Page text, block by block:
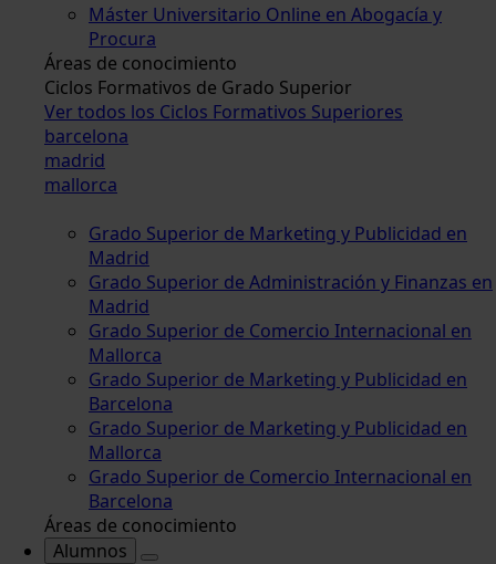
Máster Universitario Online en Abogacía y
Procura
Áreas de conocimiento
Ciclos Formativos de Grado Superior
Ver todos los Ciclos Formativos Superiores
barcelona
madrid
mallorca
Grado Superior de Marketing y Publicidad en
Madrid
Grado Superior de Administración y Finanzas en
Madrid
Grado Superior de Comercio Internacional en
Mallorca
Grado Superior de Marketing y Publicidad en
Barcelona
Grado Superior de Marketing y Publicidad en
Mallorca
Grado Superior de Comercio Internacional en
Barcelona
Áreas de conocimiento
Alumnos